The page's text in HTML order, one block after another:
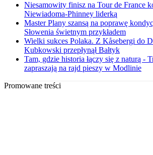
Niesamowity finisz na Tour de France
Niewiadoma-Phinney liderką
Master Plany szansą na poprawę
Słowenia świetnym przykładem
Wielki sukces Polaka. Z Kåsebergi do
Kubkowski przepłynął Bałtyk
Tam, gdzie historia łączy się z naturą -
zapraszają na rajd pieszy w Modlinie
Promowane treści